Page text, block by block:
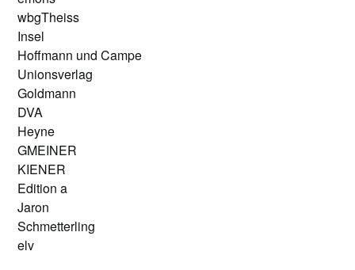
wbgTheiss
Insel
Hoffmann und Campe
Unionsverlag
Goldmann
DVA
Heyne
GMEINER
KIENER
Edition a
Jaron
Schmetterling
elv